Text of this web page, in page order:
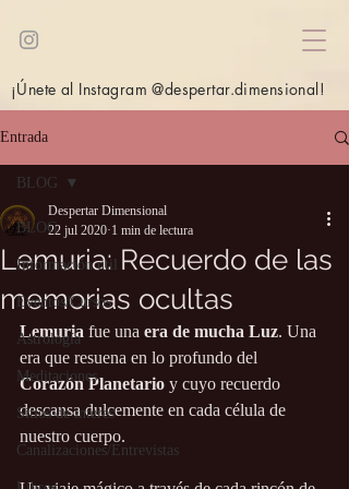
¡Únete al Instagram @despertar.dimensional!
Entrada
BLOG
Información útil
Eventos/Cursos
Astrología
Meditaciones
Sitios de interés
Canalizaciones/Entrevistas
BLOG
Lemuria: Recuerdo de las
memorias ocultas
Despertar Dimensional
22 jul 2020 1 min de lectura
Lemuria fue una era de mucha Luz. Una
era que resuena en lo profundo del
Corazón Planetario y cuyo recuerdo
descansa dulcemente en cada célula de
nuestro cuerpo.